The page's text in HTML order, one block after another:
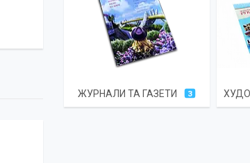
ЖУРНАЛИ ТА ГАЗЕТИ 3